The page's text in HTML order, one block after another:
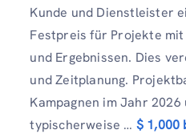
Kunde und Dienstleister
Festpreis für Projekte
und Ergebnissen. Dies
und Zeitplanung.
Kampagnen im Jahr 2026
typischerweise … $ 1,000